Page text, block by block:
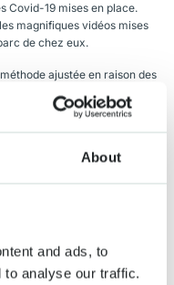
About
and ads, to
to analyse our traffic.
Covid-19 mises en place.
magnifiques vidéos mises
de chez eux.
ajustée en raison des
du nombre de visiteurs qui
plus tard, lors de la
producteurs de fleurs